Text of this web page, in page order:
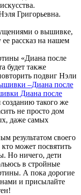
Григорьевна.
о вышивке,
рассказ на нашем
«Диана после
будет также
подвиг Нэли
–Диана после
Диана после
созданию такого же
не просто дом
даже самых
результатом своего
может посвятить
Но ничего, дети
в стройные
А пока дорогие
и присылайте